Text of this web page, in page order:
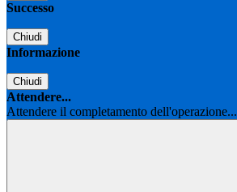
Successo
Chiudi
Informazione
Chiudi
Attendere...
Attendere il completamento dell'operazione...